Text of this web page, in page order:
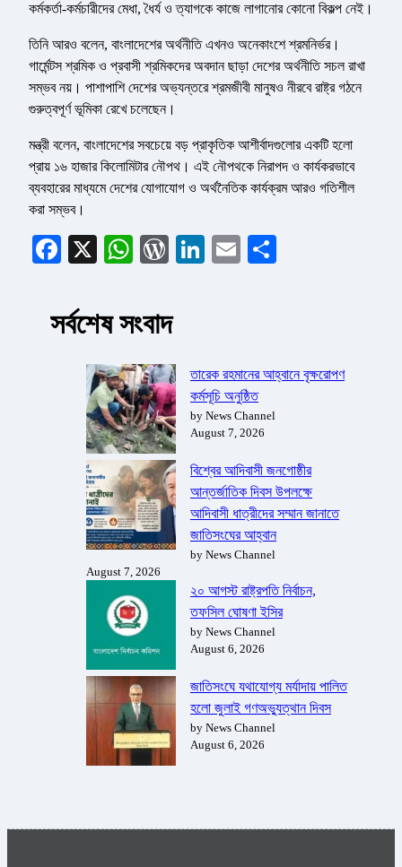
কর্মকর্তা-কর্মচারীদের মেধা, ধৈর্য ও ত্যাগকে কাজে লাগানোর কোনো বিকল্প নেই।
তিনি আরও বলেন, বাংলাদেশের অর্থনীতি এখনও অনেকাংশে শ্রমনির্ভর।
গার্মেন্টস শ্রমিক ও প্রবাসী শ্রমিকদের অবদান ছাড়া দেশের অর্থনীতি সচল রাখা
সম্ভব নয়। পাশাপাশি দেশের অভ্যন্তরে শ্রমজীবী মানুষও নীরবে রাষ্ট্র গঠনে
গুরুত্বপূর্ণ ভূমিকা রেখে চলেছেন।
মন্ত্রী বলেন, বাংলাদেশের সবচেয়ে বড় প্রাকৃতিক আশীর্বাদগুলোর একটি হলো
প্রায় ১৬ হাজার কিলোমিটার নৌপথ। এই নৌপথকে নিরাপদ ও কার্যকরভাবে
ব্যবহারের মাধ্যমে দেশের যোগাযোগ ও অর্থনৈতিক কার্যক্রম আরও গতিশীল
করা সম্ভব।
Facebook
X WhatsApp
WordPress
LinkedIn
Email
সর্বশেষ সংবাদ
তারেক রহমানের আহ্বানে বৃক্ষরোপণ
কর্মসূচি অনুষ্ঠিত
by News Channel
August 7, 2026
বিশ্বের আদিবাসী জনগোষ্ঠীর
আন্তর্জাতিক দিবস উপলক্ষে
আদিবাসী ধাত্রীদের সম্মান জানাতে
জাতিসংঘের আহ্বান
by News Channel
August 7, 2026
২০ আগস্ট রাষ্ট্রপতি নির্বাচন,
তফসিল ঘোষণা ইসির
by News Channel
August 6, 2026
জাতিসংঘে যথাযোগ্য মর্যাদায় পালিত
হলো জুলাই গণঅভ্যুত্থান দিবস
by News Channel
August 6, 2026